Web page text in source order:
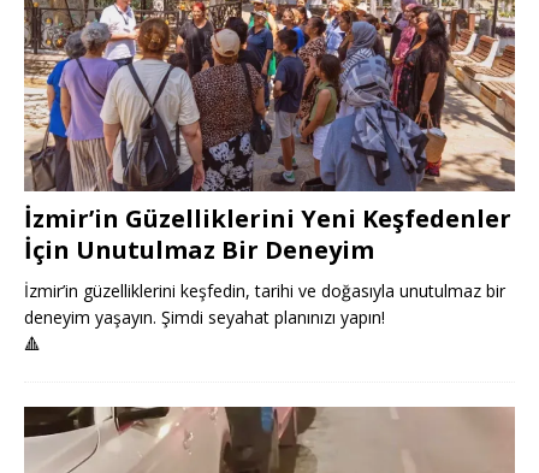
İzmir’in Güzelliklerini Yeni Keşfedenler
İçin Unutulmaz Bir Deneyim
İzmir’in güzelliklerini keşfedin, tarihi ve doğasıyla unutulmaz bir
deneyim yaşayın. Şimdi seyahat planınızı yapın!
🔺